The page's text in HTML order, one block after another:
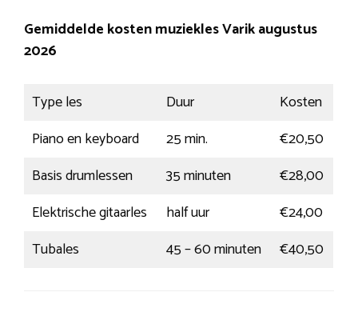
Gemiddelde kosten muziekles Varik augustus
2026
Type les Duur
Kosten
Piano en keyboard
25 min.
€20,50
Basis drumlessen
35 minuten
€28,00
Elektrische gitaarles
half uur
€24,00
Tubales
45 – 60 minuten €40,50